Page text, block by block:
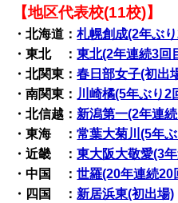
【地区代表校(11校)】
・北海道：札幌創成(2年ぶ
・東北 ：東北(2年連続3回
・北関東：春日部女子(初出
・南関東： 川崎橘(5年ぶり2
・北信越： 新潟第一(2年連
・東海 ：常葉大菊川(5年
・近畿 ：東大阪大敬愛(3
・中国 ：世羅(20年連続20
・四国 ： 新居浜東(初出場)